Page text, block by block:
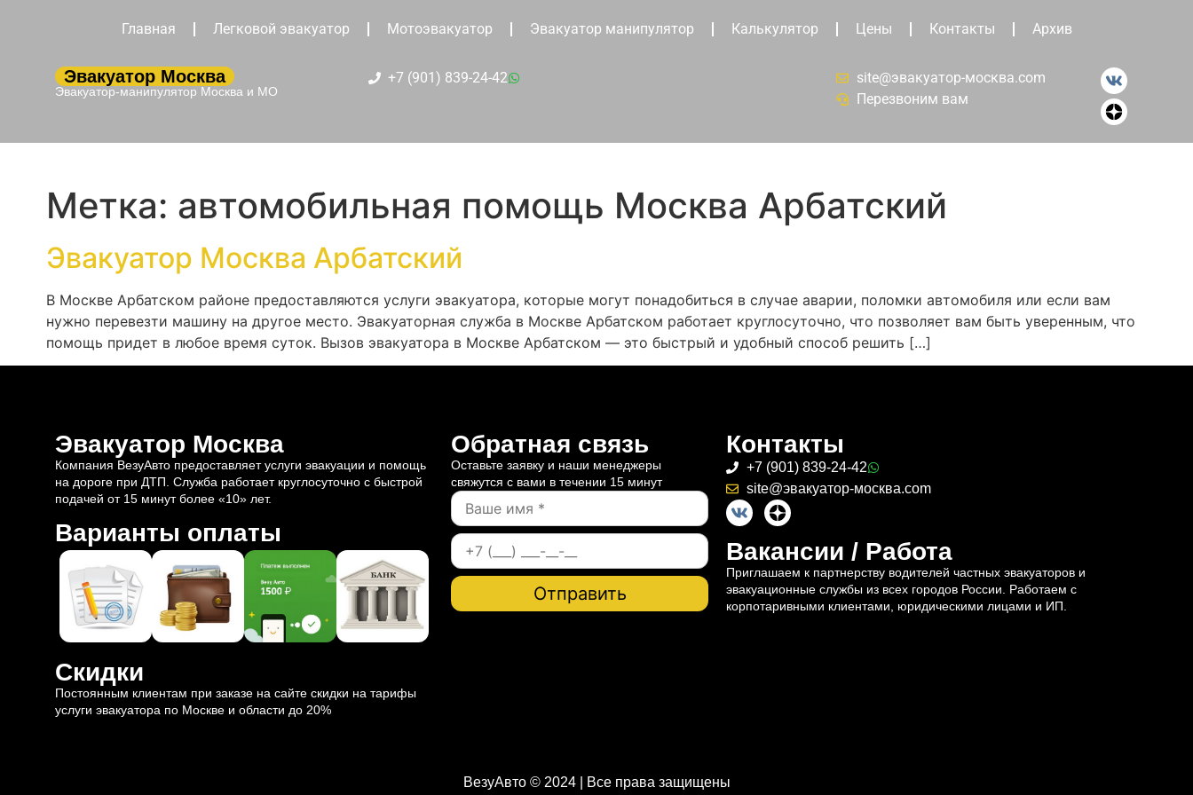
Главная Легковой эвакуатор Мотоэвакуатор Эвакуатор манипулятор Калькулятор Цены Контакты Архив
Эвакуатор Москва
Эвакуатор-манипулятор Москва и МО
+7 (901) 839-24-42
site@эвакуатор-москва.com
Перезвоним вам
Метка: автомобильная помощь Москва Арбатский
Эвакуатор Москва Арбатский
В Москве Арбатском районе предоставляются услуги эвакуатора, которые могут понадобиться в случае аварии, поломки автомобиля или если вам
нужно перевезти машину на другое место. Эвакуаторная служба в Москве Арбатском работает круглосуточно, что позволяет вам быть уверенным, что
помощь придет в любое время суток. Вызов эвакуатора в Москве Арбатском — это быстрый и удобный способ решить […]
Эвакуатор Москва
Компания ВезуАвто предоставляет услуги эвакуации и помощь
на дороге при ДТП. Служба работает круглосуточно с быстрой
подачей от 15 минут более «10» лет.
Варианты оплаты
Скидки
Постоянным клиентам при заказе на сайте скидки на тарифы
услуги эвакуатора по Москве и области до 20%
Обратная связь
Оставьте заявку и наши менеджеры
свяжутся с вами в течении 15 минут
Контакты
+7 (901) 839-24-42
site@эвакуатор-москва.com
Вакансии / Работа
Приглашаем к партнерству водителей частных эвакуаторов и
эвакуационные службы из всех городов России. Работаем с
корпотаривными клиентами, юридическими лицами и ИП.
ВезуАвто © 2024 | Все права защищены